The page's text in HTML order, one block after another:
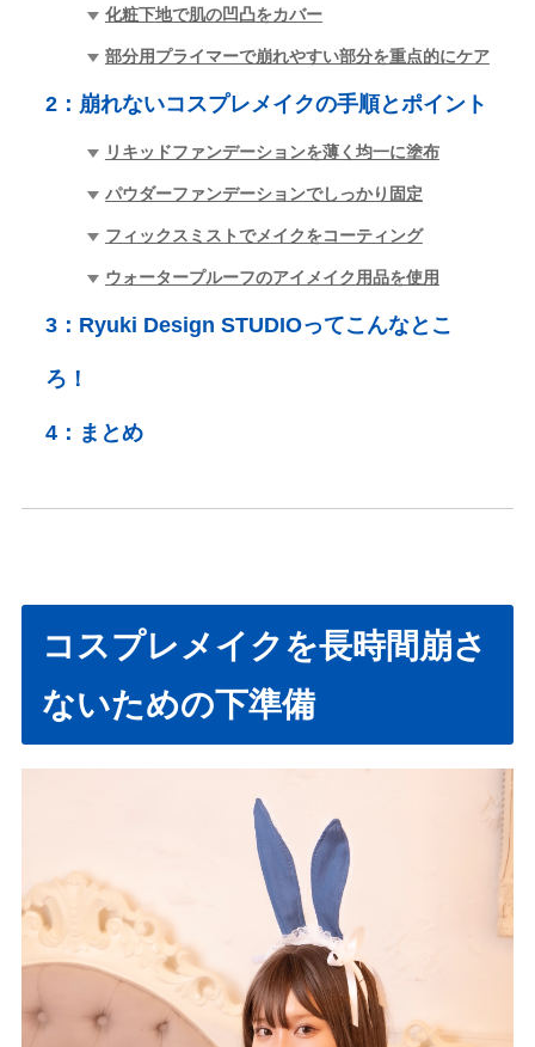
化粧下地で肌の凹凸をカバー
部分用プライマーで崩れやすい部分を重点的にケア
2： 崩れないコスプレメイクの手順とポイント
リキッドファンデーションを薄く均一に塗布
パウダーファンデーションでしっかり固定
フィックスミストでメイクをコーティング
ウォータープルーフのアイメイク用品を使用
3： Ryuki Design STUDIOってこんなとこ
ろ！
4： まとめ
コスプレメイクを長時間崩さ
ないための下準備